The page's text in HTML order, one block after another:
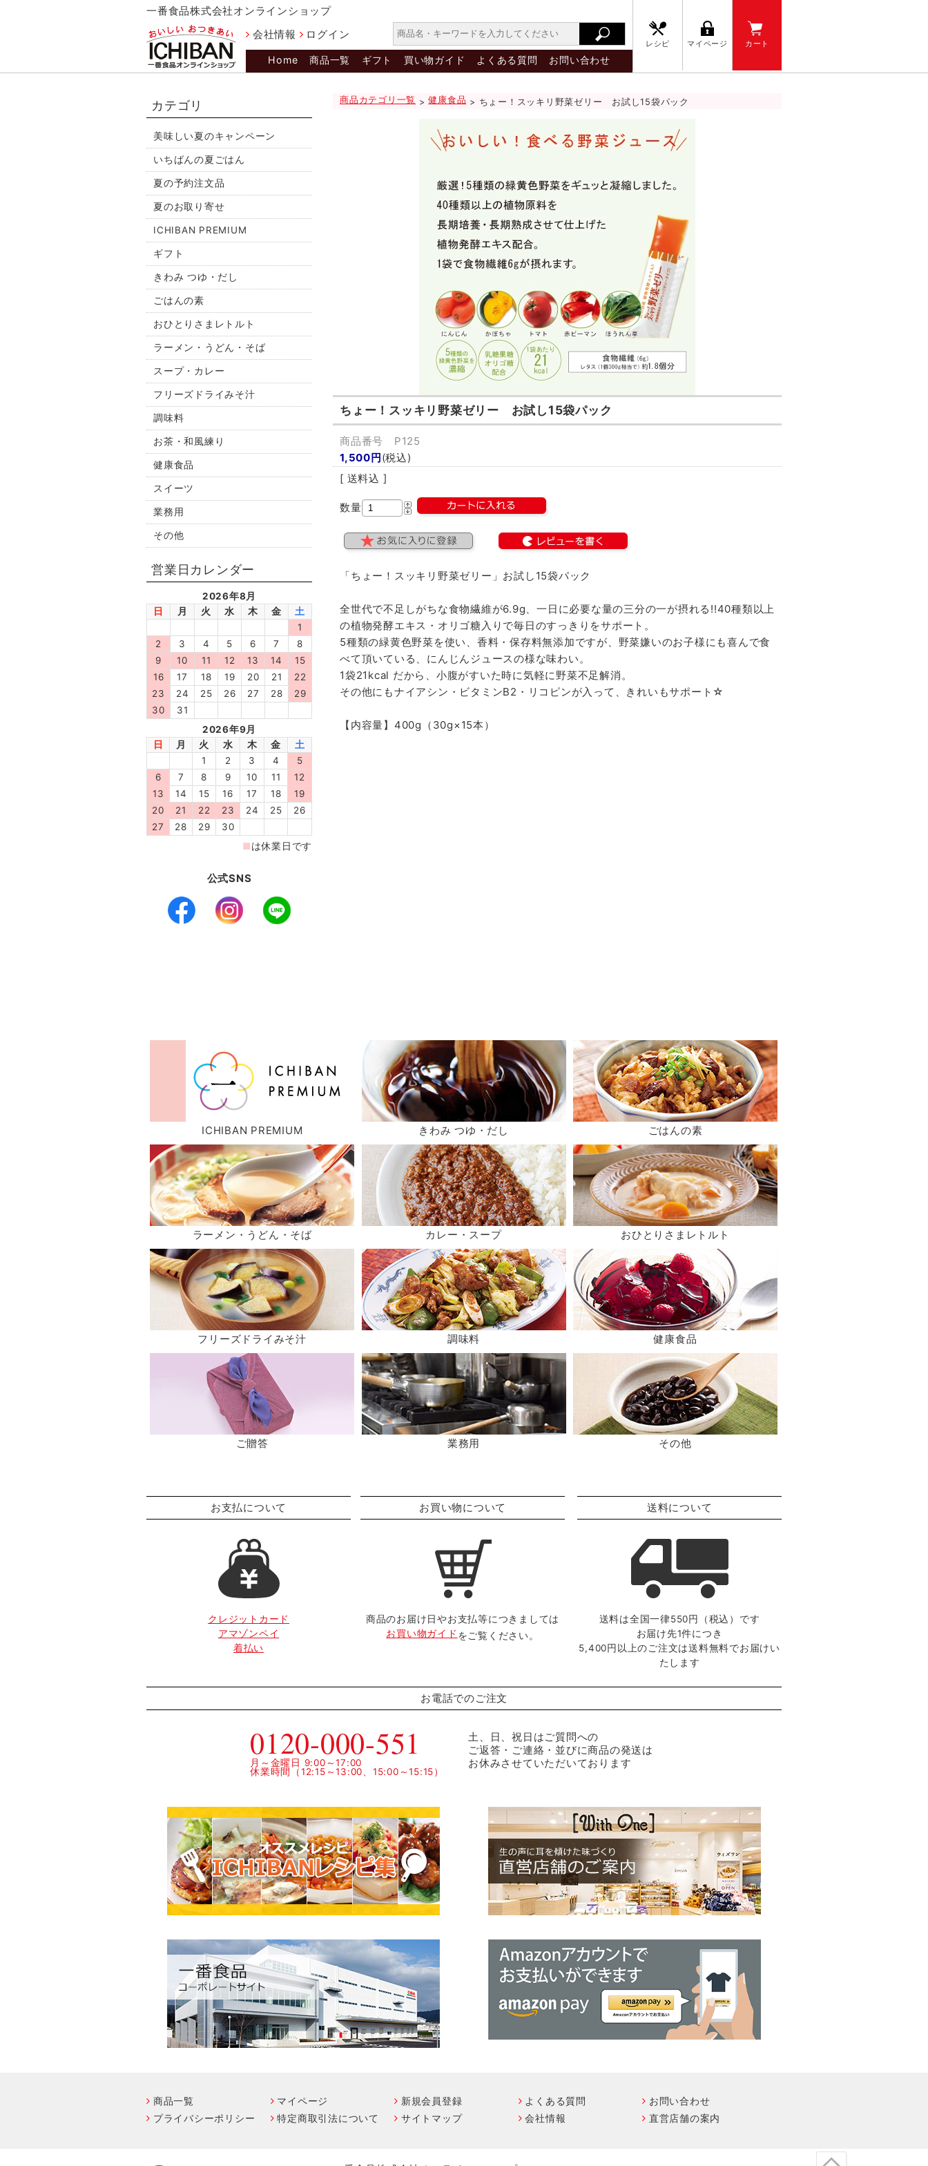
一番食品株式会社オンラインショップ
会社情報
ログイン
Home 商品一覧 ギフト 買い物ガイド よくある質問 お問い合わせ
レシピ マイページ カート
カテゴリ
美味しい夏のキャンペーン
いちばんの夏ごはん
夏の予約注文品
夏のお取り寄せ
ICHIBAN PREMIUM
ギフト
きわみ つゆ・だし
ごはんの素
おひとりさまレトルト
ラーメン・うどん・そば
スープ・カレー
フリーズドライみそ汁
調味料
お茶・和風練り
健康食品
スイーツ
業務用
その他
公式SNS
商品カテゴリ一覧 >健康食品> ちょー！スッキリ野菜ゼリー お試し15袋パック
ちょー！スッキリ野菜ゼリー お試し15袋パック
商品番号 P125
1,500円(税込)
[ 送料込 ]
数量
「ちょー！スッキリ野菜ゼリー」お試し15袋パック
全世代で不足しがちな食物繊維が6.9g、一日に必要な量の三分の一が摂れる!!40種類以上
の植物発酵エキス・オリゴ糖入りで毎日のすっきりをサポート。
5種類の緑黄色野菜を使い、香料・保存料無添加ですが、野菜嫌いのお子様にも喜んで食
べて頂いている、にんじんジュースの様な味わい。
1袋21kcal だから、小腹がすいた時に気軽に野菜不足解消。
その他にもナイアシン・ビタミンB2・リコピンが入って、きれいもサポート☆
【内容量】400g（30g×15本）
ICHIBAN PREMIUM きわみ つゆ・だし ごはんの素
ラーメン・うどん・そば カレー・スープ おひとりさまレトルト
フリーズドライみそ汁 調味料 健康食品
ご贈答 業務用 その他
お支払について
クレジットカード
アマゾンペイ
着払い
お買い物について
商品のお届け日やお支払等につきましては
お買い物ガイドをご覧ください。
送料について
送料は全国一律550円（税込）です
お届け先1件につき
5,400円以上のご注文は送料無料でお届けい
たします
お電話でのご注文
0120-000-551
月～金曜日 9:00～17:00
休業時間（12:15～13:00、15:00～15:15）
土、日、祝日はご質問への
ご返答・ご連絡・並びに商品の発送は
お休みさせていただいております
商品一覧 マイページ 新規会員登録 よくある質問
お問い合わせ
プライバシーポリシー
特定商取引法について サイトマップ 会社情報 直営店舗の案内